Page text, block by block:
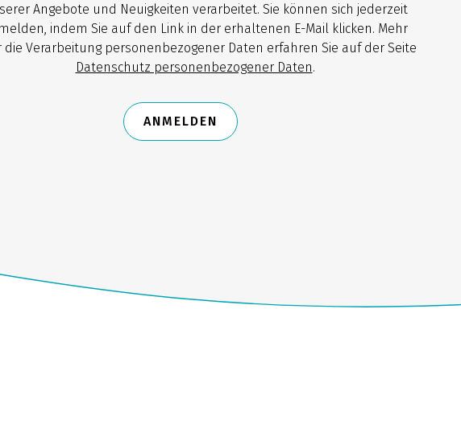
Angebote und Neuigkeiten verarbeitet. Sie können sich jederzeit
indem Sie auf den Link in der erhaltenen E-Mail klicken. Mehr
die Verarbeitung personenbezogener Daten erfahren Sie auf der Seite
Datenschutz personenbezogener Daten.
ANMELDEN